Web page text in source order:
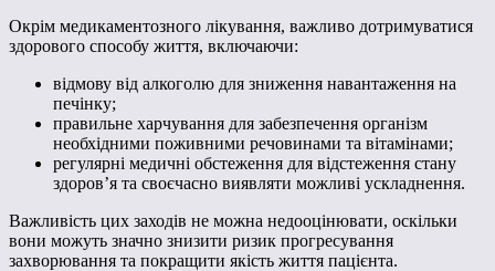
Окрім медикаментозного лікування, важливо дотримуватися
здорового способу життя, включаючи:
відмову від алкоголю для зниження навантаження на
печінку;
правильне харчування для забезпечення організм
необхідними поживними речовинами та вітамінами;
регулярні медичні обстеження для відстеження стану
здоров’я та своєчасно виявляти можливі ускладнення.
Важливість цих заходів не можна недооцінювати, оскільки
вони можуть значно знизити ризик прогресування
захворювання та покращити якість життя пацієнта.